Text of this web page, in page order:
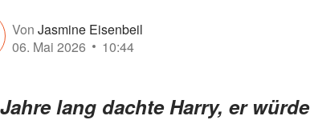
Von Jasmine Eisenbeil
06. Mai 2026
10:44
lang dachte Harry, er